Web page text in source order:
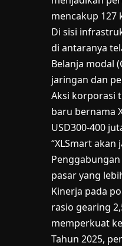
mencakup 127
Di sisi
di antaranya
Belanja modal
jaringan dan
Aksi korporasi
baru bernama
USD300-400
“XLSmart
pasar yang
Kinerja pada
rasio gearing
memperkuat
Tahun 2025,